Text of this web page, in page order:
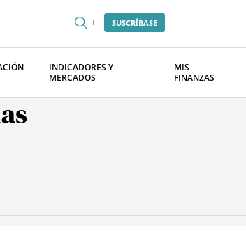
SUSCRÍBASE
INDICADORES Y
MERCADOS
MIS
FINANZAS